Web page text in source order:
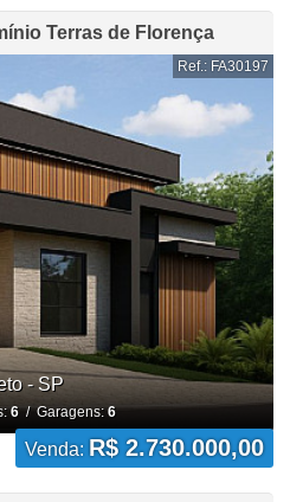
Terras de Florença
Ref.: FA30197
- SP
6/ Garagens:6
Venda: R$ 2.730.000,00